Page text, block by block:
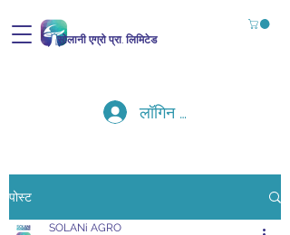
सोलानी एग्रो प्रा. लिमिटेड
लॉगिन करें
पोस्ट
SOLANi AGRO